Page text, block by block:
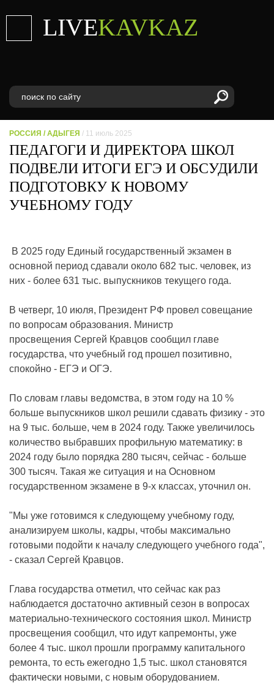
LIVEKAVKAZ
РОССИЯ /АДЫГЕЯ / 11 июль 2025
ПЕДАГОГИ И ДИРЕКТОРА ШКОЛ
ПОДВЕЛИ ИТОГИ ЕГЭ И ОБСУДИЛИ
ПОДГОТОВКУ К НОВОМУ
УЧЕБНОМУ ГОДУ
В 2025 году Единый государственный экзамен в
основной период сдавали около 682 тыс. человек, из
них - более 631 тыс. выпускников текущего года.
В четверг, 10 июля, Президент РФ провел совещание
по вопросам образования. Министр
просвещения Сергей Кравцов сообщил главе
государства, что учебный год прошел позитивно,
спокойно - ЕГЭ и ОГЭ.
По словам главы ведомства, в этом году на 10 %
больше выпускников школ решили сдавать физику - это
на 9 тыс. больше, чем в 2024 году. Также увеличилось
количество выбравших профильную математику: в
2024 году было порядка 280 тысяч, сейчас - больше
300 тысяч. Такая же ситуация и на Основном
государственном экзамене в 9-х классах, уточнил он.
"Мы уже готовимся к следующему учебному году,
анализируем школы, кадры, чтобы максимально
готовыми подойти к началу следующего учебного года",
- сказал Сергей Кравцов.
Глава государства отметил, что сейчас как раз
наблюдается достаточно активный сезон в вопросах
материально-технического состояния школ. Министр
просвещения сообщил, что идут капремонты, уже
более 4 тыс. школ прошли программу капитального
ремонта, то есть ежегодно 1,5 тыс. школ становятся
фактически новыми, с новым оборудованием.